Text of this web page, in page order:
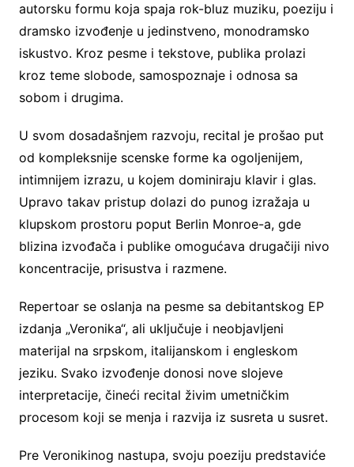
autorsku formu koja spaja rok-bluz muziku, poeziju i
dramsko izvođenje u jedinstveno, monodramsko
iskustvo. Kroz pesme i tekstove, publika prolazi
kroz teme slobode, samospoznaje i odnosa sa
sobom i drugima.
U svom dosadašnjem razvoju, recital je prošao put
od kompleksnije scenske forme ka ogoljenijem,
intimnijem izrazu, u kojem dominiraju klavir i glas.
Upravo takav pristup dolazi do punog izražaja u
klupskom prostoru poput Berlin Monroe-a, gde
blizina izvođača i publike omogućava drugačiji nivo
koncentracije, prisustva i razmene.
Repertoar se oslanja na pesme sa debitantskog EP
izdanja „Veronika“, ali uključuje i neobjavljeni
materijal na srpskom, italijanskom i engleskom
jeziku. Svako izvođenje donosi nove slojeve
interpretacije, čineći recital živim umetničkim
procesom koji se menja i razvija iz susreta u susret.
Pre Veronikinog nastupa, svoju poeziju predstaviće